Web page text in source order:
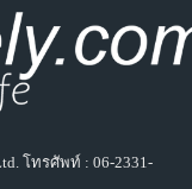
โทรศัพท์ : 06-2331-